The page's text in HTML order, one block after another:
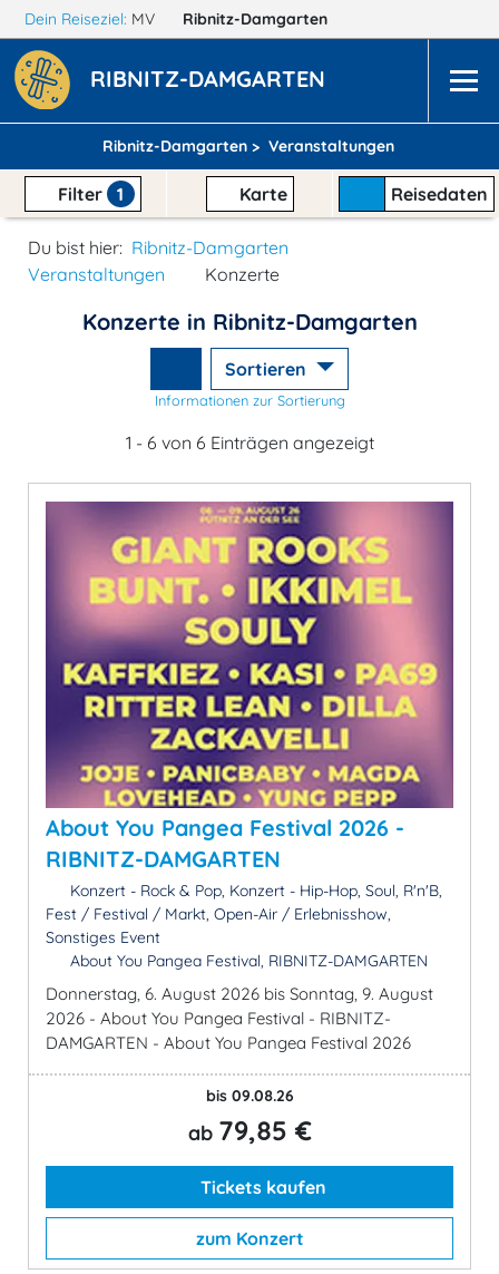
Dein Reiseziel: MV Ribnitz-Damgarten
RIBNITZ-DAMGARTEN
Ribnitz-Damgarten > Veranstaltungen
Filter 1 Karte Reisedaten
Du bist hier: Ribnitz-Damgarten
Veranstaltungen
Konzerte
Konzerte in Ribnitz-Damgarten
Sortieren
Informationen zur Sortierung
1 - 6 von 6 Einträgen angezeigt
About You Pangea Festival 2026 -
RIBNITZ-DAMGARTEN
Konzert - Rock & Pop, Konzert - Hip-Hop, Soul, R'n'B,
Fest / Festival / Markt, Open-Air / Erlebnisshow,
Sonstiges Event
About You Pangea Festival, RIBNITZ-DAMGARTEN
Donnerstag, 6. August 2026 bis Sonntag, 9. August
2026 - About You Pangea Festival - RIBNITZ-
DAMGARTEN - About You Pangea Festival 2026
bis 09.08.26
ab 79,85 €
Tickets kaufen
zum Konzert